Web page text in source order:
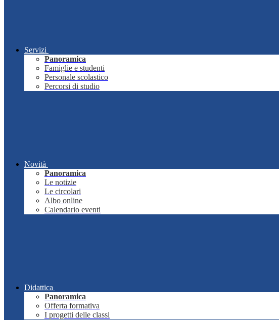
Servizi
Panoramica
Famiglie e studenti
Personale scolastico
Percorsi di studio
Novità
Panoramica
Le notizie
Le circolari
Albo online
Calendario eventi
Didattica
Panoramica
Offerta formativa
I progetti delle classi